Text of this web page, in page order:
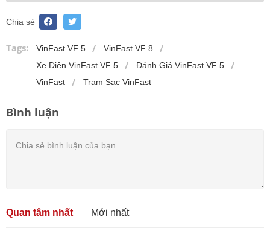
Chia sẻ
Tags: VinFast VF 5
VinFast VF 8
Xe Điện VinFast VF 5
Đánh Giá VinFast VF 5
VinFast
Trạm Sạc VinFast
Bình luận
Quan tâm nhất Mới nhất